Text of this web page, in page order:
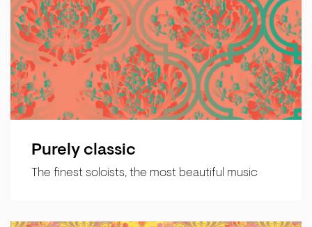
Purely classic
The finest soloists, the most beautiful music